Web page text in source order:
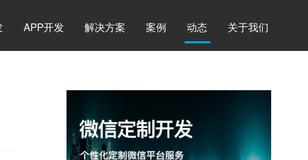
APP开发 解决方案 案例 动态 关于我们